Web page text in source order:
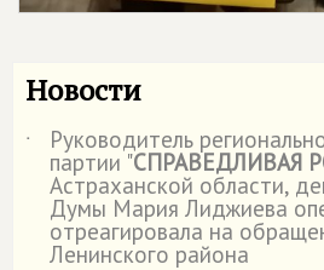
Новости
˙ Руководитель
партии "СПРАВЕДЛИВАЯ
Астраханской области,
Думы Мария Лиджиева
отреагировала на
Ленинского района